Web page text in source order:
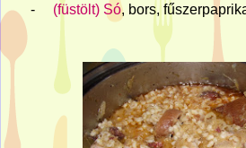
-
(füstölt) Só, bors,